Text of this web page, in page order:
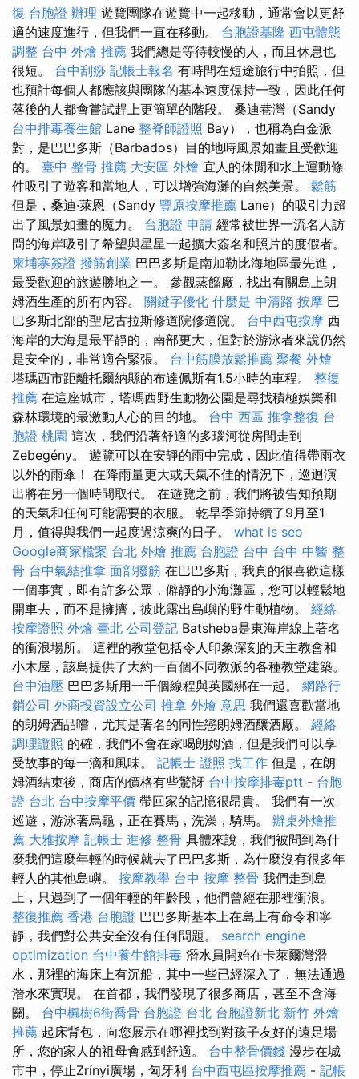
復 台胞證 辦理 遊覽團隊在遊覽中一起移動，通常會以更舒
適的速度進行，但我們一直在移動。 台胞證基隆 西屯體態
調整 台中 外燴 推薦 我們總是等待較慢的人，而且休息也
很短。 台中刮痧 記帳士報名 有時間在短途旅行中拍照，但
也預計每個人都應該與團隊的基本速度保持一致，因此任何
落後的人都會嘗試趕上更簡單的階段。 桑迪巷灣（Sandy
台中排毒養生館 Lane 整脊師證照 Bay），也稱為白金派
對，是巴巴多斯（Barbados）目的地時風景如畫且受歡迎
的。 臺中 整骨 推薦 大安區 外燴 宜人的休閒和水上運動條
件吸引了遊客和當地人，可以增強海灘的自然美景。 鬆筋
但是，桑迪·萊恩（Sandy 豐原按摩推薦 Lane）的吸引力超
出了風景如畫的魔力。 台胞證 申請 經常被世界一流名人訪
問的海岸吸引了希望與星星一起擴大簽名和照片的度假者。
柬埔寨簽證 撥筋創業 巴巴多斯是南加勒比海地區最先進，
最受歡迎的旅遊勝地之一。 參觀蒸餾廠，找出有關島上朗
姆酒生產的所有內容。 關鍵字優化 什麼是 中清路 按摩 巴
巴多斯北部的聖尼古拉斯修道院修道院。 台中西屯按摩 西
海岸的大海是最平靜的，南部更大，但對於游泳者來說仍然
是安全的，非常適合緊張。 台中筋膜放鬆推薦 聚餐 外燴
塔瑪西市距離托爾納縣的布達佩斯有1.5小時的車程。 整復
推薦 在這座城市，塔瑪西野生動物公園是尋找積極娛樂和
森林環境的最激動人心的目的地。 台中 西區 推拿整復 台
胞證 桃園 這次，我們沿著舒適的多瑙河從房間走到
Zebegény。 遊覽可以在安靜的雨中完成，因此值得帶雨衣
以外的雨傘！ 在降雨量更大或天氣不佳的情況下，巡迴演
出將在另一個時間取代。 在遊覽之前，我們將被告知預期
的天氣和任何可能需要的衣服。 乾旱季節持續了9月至1
月，值得與我們一起度過涼爽的日子。 what is seo
Google商家檔案 台北 外燴 推薦 台胞證 台中 台中 中醫 整
骨 台中氣結推拿 面部撥筋 在巴巴多斯，我真的很喜歡這樣
一個事實，即有許多公眾，僻靜的小海灘區，您可以輕鬆地
開車去，而不是擁擠，彼此露出島嶼的野生動植物。 經絡
按摩證照 外燴 臺北 公司登記 Batsheba是東海岸線上著名
的衝浪場所。 這裡的教堂包括令人印象深刻的天主教會和
小木屋，該島提供了大約一百個不同教派的各種教堂建築。
台中油壓 巴巴多斯用一千個線程與英國綁在一起。 網路行
銷公司 外商投資設立公司 推拿 外燴 意思 我們還喜歡當地
的朗姆酒品嚐，尤其是著名的同性戀朗姆酒釀酒廠。 經絡
調理證照 的確，我們不會在家喝朗姆酒，但是我們可以享
受故事的每一滴和風味。 記帳士 證照 找工作 但是，在朗
姆酒結束後，商店的價格有些驚訝 台中按摩排毒ptt - 台胞
證 台北 台中按摩平價 帶回家的記憶很昂貴。 我們有一次
巡遊，游泳著烏龜，正在賽馬，洗澡，騎馬。 辦桌外燴推
薦 大雅按摩 記帳士 進修 整骨 具體來說，我們被問到為什
麼我們這麼年輕的時候就去了巴巴多斯，為什麼沒有很多年
輕人的其他島嶼。 按摩教學 台中 按摩 整骨 我們走到島
上，只遇到了一個年輕的年齡段，他們曾經在那裡衝浪。
整復推薦 香港 台胞證 巴巴多斯基本上在島上有命令和寧
靜，我們對公共安全沒有任何問題。 search engine
optimization 台中養生館排毒 潛水員開始在卡萊爾灣潛
水，那裡的海床上有沉船，其中一些已經深入了，無法通過
潛水來實現。 在首都，我們發現了很多商店，甚至不含海
關。 台中楓樹6街喬骨 台胞證 台北 台胞證新北 新竹 外燴
推薦 起床背包，向您展示在哪裡找到對孩子友好的遠足場
所，您的家人的祖母會感到舒適。 台中整骨價錢 漫步在城
市中，停止Zrínyi廣場，匈牙利 台中西屯區按摩推薦 - 記帳